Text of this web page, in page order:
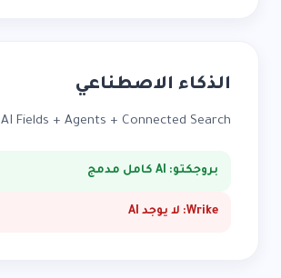
الذكاء الاصطناعي
AI Fields + Agents + Connected Search.
بروجكتو: AI كامل مدمج
Wrike: لا يوجد AI